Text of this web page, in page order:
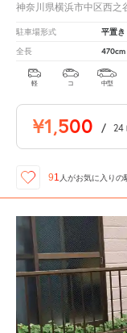
神奈川県横浜市中区西之
駐車場形式 平置き
全長 470cm
軽 コ 中型
¥1,500 / 24
91 人がお気に入りの